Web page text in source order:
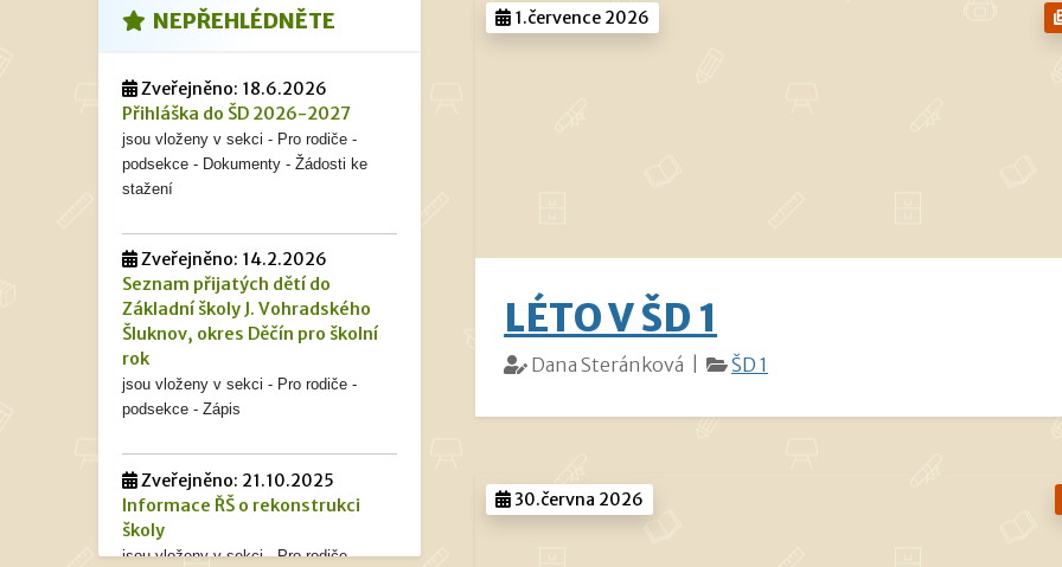
1.července 2026
LÉTO V ŠD 1
Dana Steránková | ŠD 1
30.června 2026
NEPŘEHLÉDNĚTE
Zveřejněno: 18.6.2026
Přihláška do ŠD 2026-2027
jsou vloženy v sekci - Pro rodiče -
podsekce - Dokumenty - Žádosti ke
stažení
Zveřejněno: 14.2.2026
Seznam přijatých dětí do
Základní školy J. Vohradského
Šluknov, okres Děčín pro školní
rok
jsou vloženy v sekci - Pro rodiče -
podsekce - Zápis
Zveřejněno: 21.10.2025
Informace ŘŠ o rekonstrukci
školy
jsou vloženy v sekci - Pro rodiče -